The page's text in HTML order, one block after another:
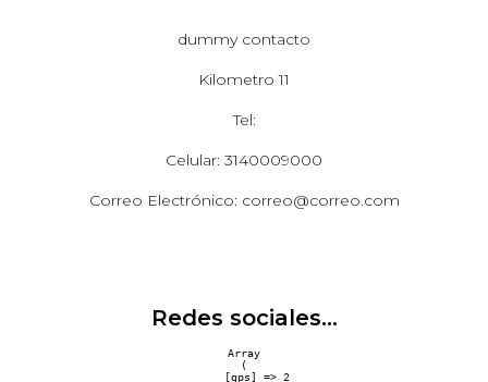
dummy contacto
Kilometro 11
Tel:
Celular: 3140009000
Correo Electrónico: correo@correo.com
Redes sociales...
Array
(
    [gps] => 2